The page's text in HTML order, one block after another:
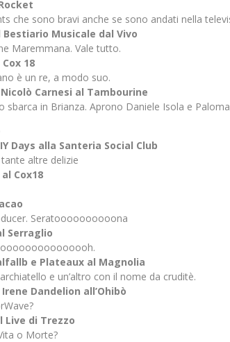
che sono bravi anche se sono andati nella
Musicale dal Vivo
Maremmana. Vale tutto.
18
è un re, a modo suo.
Nicolò Carnesi al Tambourine
sbarca in Brianza. Aprono Daniele Isola e
Days alla Santeria Social Club
altre delizie
Cox18
Seratoooooooooona
Serraglio
e Plateaux al Magnolia
e un’altro con il nome da cruditè.
Dandelion all’Ohibò
di Trezzo
o Morte?